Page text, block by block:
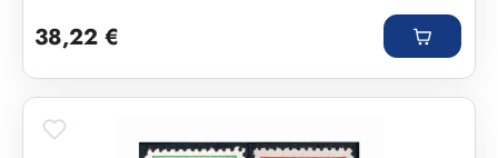
38,22 €